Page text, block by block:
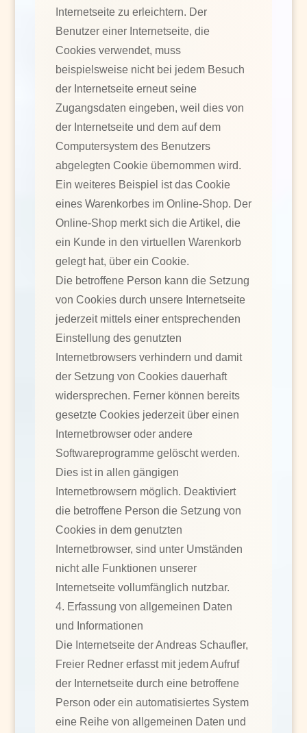
Internetseite zu erleichtern. Der
Benutzer einer Internetseite, die
Cookies verwendet, muss
beispielsweise nicht bei jedem Besuch
der Internetseite erneut seine
Zugangsdaten eingeben, weil dies von
der Internetseite und dem auf dem
Computersystem des Benutzers
abgelegten Cookie übernommen wird.
Ein weiteres Beispiel ist das Cookie
eines Warenkorbes im Online-Shop. Der
Online-Shop merkt sich die Artikel, die
ein Kunde in den virtuellen Warenkorb
gelegt hat, über ein Cookie.
Die betroffene Person kann die Setzung
von Cookies durch unsere Internetseite
jederzeit mittels einer entsprechenden
Einstellung des genutzten
Internetbrowsers verhindern und damit
der Setzung von Cookies dauerhaft
widersprechen. Ferner können bereits
gesetzte Cookies jederzeit über einen
Internetbrowser oder andere
Softwareprogramme gelöscht werden.
Dies ist in allen gängigen
Internetbrowsern möglich. Deaktiviert
die betroffene Person die Setzung von
Cookies in dem genutzten
Internetbrowser, sind unter Umständen
nicht alle Funktionen unserer
Internetseite vollumfänglich nutzbar.
4. Erfassung von allgemeinen Daten
und Informationen
Die Internetseite der Andreas Schaufler,
Freier Redner erfasst mit jedem Aufruf
der Internetseite durch eine betroffene
Person oder ein automatisiertes System
eine Reihe von allgemeinen Daten und